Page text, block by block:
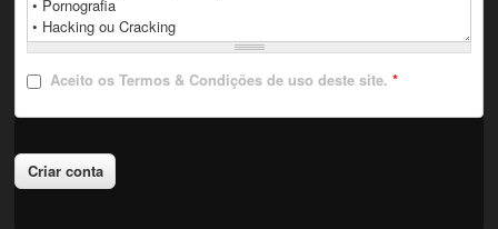
Aceito os Termos & Condições de uso deste site.*